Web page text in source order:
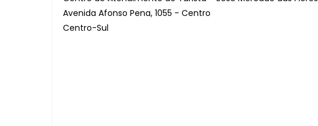
Avenida Afonso Pena, 1055 - Centro
Centro-Sul